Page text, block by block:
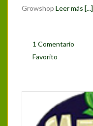
Growshop Leer más [...]
1 Comentario
Favorito